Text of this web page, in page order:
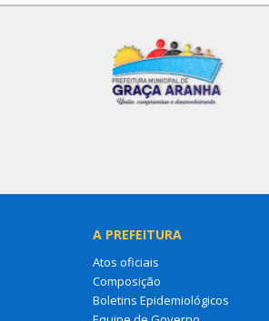
A PREFEITURA
Atos oficiais
Composição
Boletins Epidemiológicos